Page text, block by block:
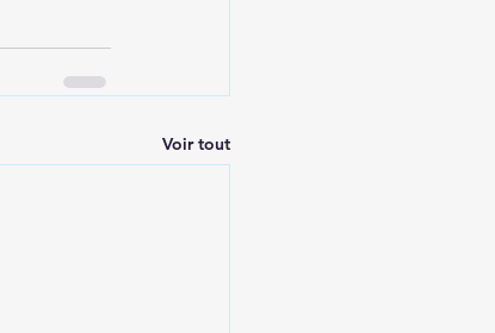
Voir tout